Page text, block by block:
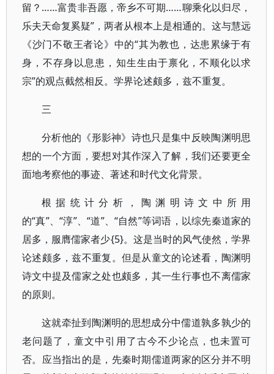
留？……富贵非吾愿，帝乡不可期……聊乘化以归尽，
乐夫天命复奚疑”，两者从根本上是相通的。这与慧远
《沙门不敬王者论》中的“其为教也，达患累缘于有
身，不存身以息患，知生生由于禀化，不顺化以求
宗”的观点截然相反。学界论述颇多，兹不重复。
三
分析他的《形影神》诗也只是集中反映陶渊明思
想的一个方面，要想对其作深入了解，我们还要更全
面地考察他的事迹、著述和时代文化背景。
根据统计分析，陶渊明诗文中所用
的“真”、“淳”、“道”、“自然”等词语，以综先秦道家的
居多，服膺儒家者少{5}。这是当时的风气使然，学界
论述颇多，兹不重复。但是从童文的论述看，陶渊明
诗文中提及儒家之处也颇多，其一生行事也不离儒家
的原则。
这就牵扯到陶渊明的思想成分中儒道孰多孰少的
老问题了，童文中引用了古今不少论点，也未置可
否。应当指出的是，先秦时期儒道两家的区分并不明